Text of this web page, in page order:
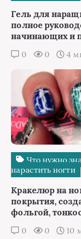
Гель для
полное
начинающих и
0 0 4
Что нужно
нарастить ногти
Кракелюр на
покрытия,
фольгой,
0 0 10